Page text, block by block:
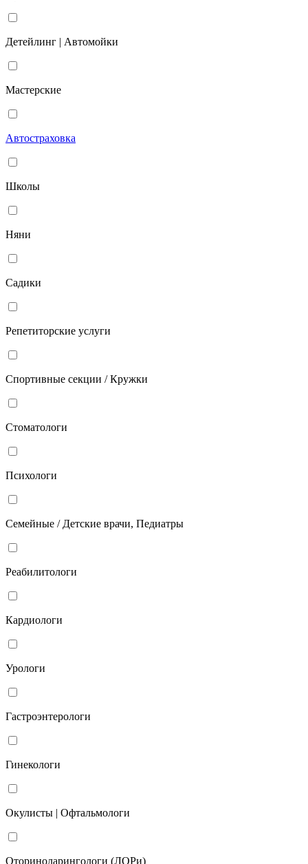
Детейлинг | Автомойки
Мастерские
Автостраховка
Школы
Няни
Садики
Репетиторские услуги
Спортивные секции / Кружки
Стоматологи
Психологи
Семейные / Детские врачи, Педиатры
Реабилитологи
Кардиологи
Урологи
Гастроэнтерологи
Гинекологи
Окулисты | Офтальмологи
Оториноларингологи (ЛОРи)